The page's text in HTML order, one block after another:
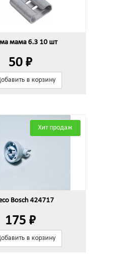
мама 6.3 10 шт
50 ₽
в корзину
Хит продаж
Bosch 424717
175 ₽
в корзину